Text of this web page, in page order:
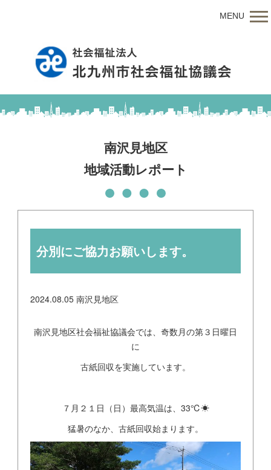
MENU
南沢見地区
地域活動レポート
分別にご協力お願いします。
2024.08.05 南沢見地区
南沢見地区社会福祉協議会では、奇数月の第３日曜日
に
古紙回収を実施しています。
７月２１日（日）最高気温は、33℃☀
猛暑のなか、古紙回収始まります。